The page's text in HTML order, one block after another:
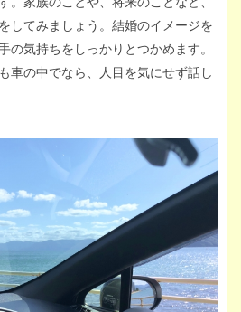
してみましょう。結婚のイメージを
の気持ちをしっかりとつかめます。
車の中でなら、人目を気にせず話し